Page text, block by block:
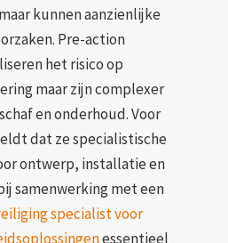
kunnen aanzienlijke
Pre-action
het risico op
maar zijn complexer
en onderhoud. Voor
dat ze specialistische
ontwerp, installatie en
samenwerking met een
specialist voor
essentieel